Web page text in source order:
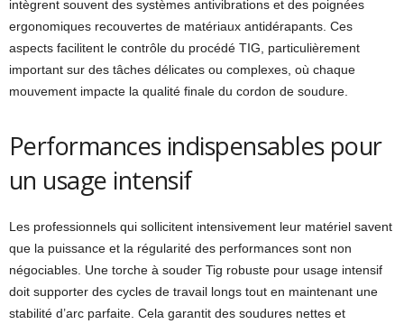
intègrent souvent des systèmes antivibrations et des poignées
ergonomiques recouvertes de matériaux antidérapants. Ces
aspects facilitent le contrôle du procédé TIG, particulièrement
important sur des tâches délicates ou complexes, où chaque
mouvement impacte la qualité finale du cordon de soudure.
Performances indispensables pour
un usage intensif
Les professionnels qui sollicitent intensivement leur matériel savent
que la puissance et la régularité des performances sont non
négociables. Une torche à souder Tig robuste pour usage intensif
doit supporter des cycles de travail longs tout en maintenant une
stabilité d’arc parfaite. Cela garantit des soudures nettes et